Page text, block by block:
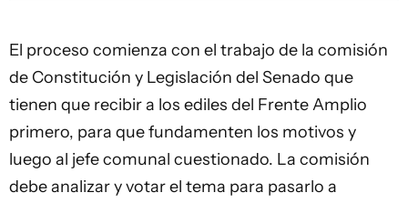
El proceso comienza con el trabajo de la comisión
de Constitución y Legislación del Senado que
tienen que recibir a los ediles del Frente Amplio
primero, para que fundamenten los motivos y
luego al jefe comunal cuestionado. La comisión
debe analizar y votar el tema para pasarlo a